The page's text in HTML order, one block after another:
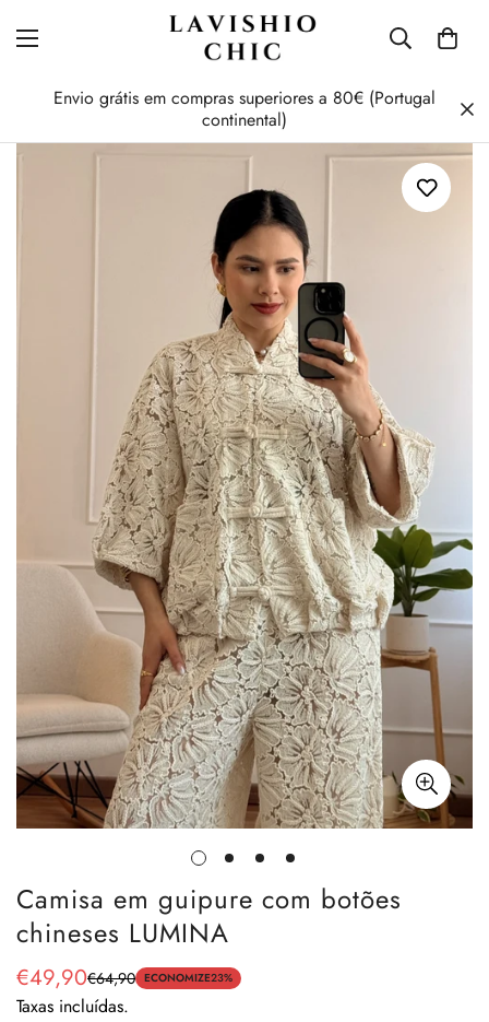
Envio grátis em compras superiores a 80€ (Portugal
continental)
Camisa em guipure com botões
chineses LUMINA
Preço
de
€49,90
Preço
regular
€64,90 ECONOMIZE23%
Taxas incluídas.